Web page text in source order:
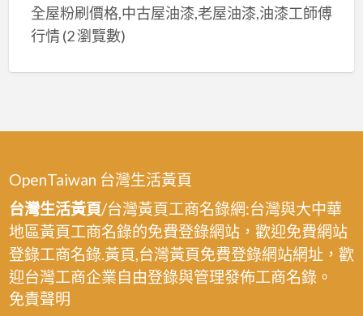
全屋粉刷價格,中古屋油漆,老屋油漆,油漆工師傅
行情(2 瀏覽數)
OpenTaiwan 台灣生活黃頁
台灣生活黃頁/台灣黃頁工商名錄網:台灣與大中華
地區黃頁工商名錄的免費登錄網站，歡迎免費網站
登錄工商名錄.黃頁,台灣黃頁免費登錄網站網址，歡
迎台灣工商企業自由登錄與管理發佈工商名錄。
免責聲明